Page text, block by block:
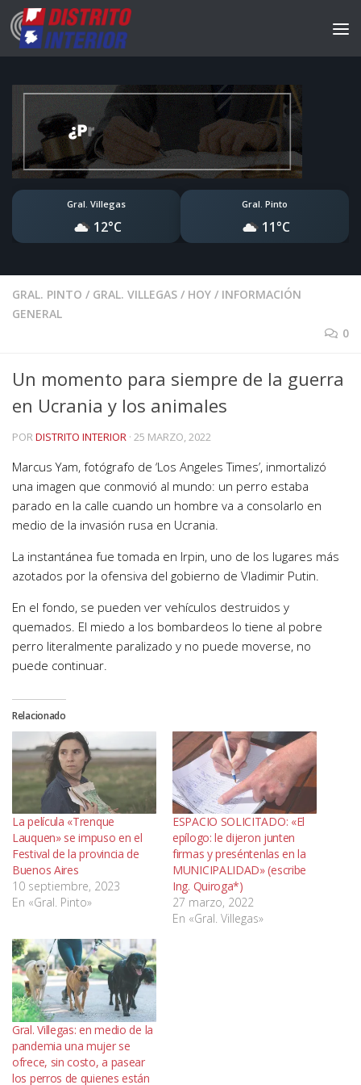
Gral. Villegas
12°C
Gral. Pinto
11°C
GRAL. PINTO / GRAL. VILLEGAS / HOY / INFORMACIÓN
GENERAL
0
Un momento para siempre de la guerra
en Ucrania y los animales
PORDISTRITO INTERIOR · 25 MARZO, 2022
Marcus Yam, fotógrafo de ‘Los Angeles Times’, inmortalizó
una imagen que conmovió al mundo: un perro estaba
parado en la calle cuando un hombre va a consolarlo en
medio de la invasión rusa en Ucrania.
La instantánea fue tomada en Irpin, uno de los lugares más
azotados por la ofensiva del gobierno de Vladimir Putin.
En el fondo, se pueden ver vehículos destruidos y
quemados. El miedo a los bombardeos lo tiene al pobre
perro literalmente paralizado y no puede moverse, no
puede continuar.
Relacionado
La película «Trenque
Lauquen» se impuso en el
Festival de la provincia de
Buenos Aires
10 septiembre, 2023
En «Gral. Pinto»
ESPACIO SOLICITADO: «El
epílogo: le dijeron junten
firmas y preséntenlas en la
MUNICIPALIDAD» (escribe
Ing. Quiroga*)
27 marzo, 2022
En «Gral. Villegas»
Gral. Villegas: en medio de la
pandemia una mujer se
ofrece, sin costo, a pasear
los perros de quienes están